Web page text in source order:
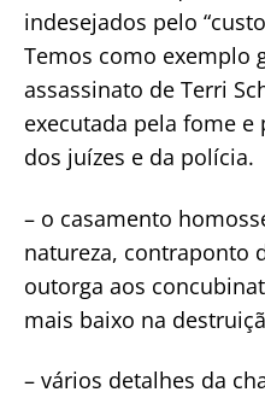
indesejados pelo
Temos como exemplo
assassinato de Terri
executada pela fome
dos juízes e da polícia.
– o casamento
natureza, contraponto
outorga aos
mais baixo na
– vários detalhes da